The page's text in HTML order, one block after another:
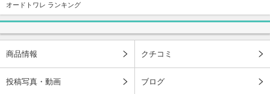
オードトワレ ランキング
商品情報 クチコミ
投稿写真・動画 ブログ